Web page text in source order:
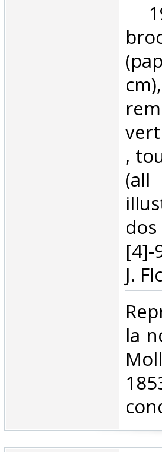
,
(all
[4]-
J.
la